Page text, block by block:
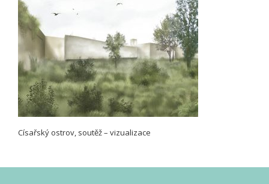
Císařský ostrov, soutěž – vizualizace